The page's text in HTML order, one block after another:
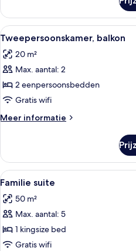
kamer,
balkon
Alle
foto's
voor
Tweepersoonskamer,
balkon
laden
4
Tweepersoonskamer, balkon
20 m²
Max. aantal: 2
2 eenpersoonsbedden
Gratis wifi
Meer informatie
Meer
balkon
Alle
foto's
voor
Familie
suite
laden
7
Familie suite
50 m²
Max. aantal: 5
1 kingsize bed
Gratis wifi